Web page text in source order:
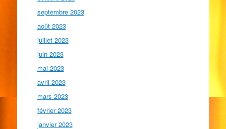
septembre 2023
août 2023
juillet 2023
juin 2023
mai 2023
avril 2023
mars 2023
février 2023
janvier 2023